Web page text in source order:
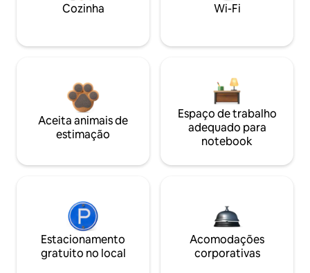
Cozinha Wi-Fi
Aceita animais de
estimação
Espaço de trabalho
adequado para
notebook
Estacionamento
gratuito no local
Acomodações
corporativas